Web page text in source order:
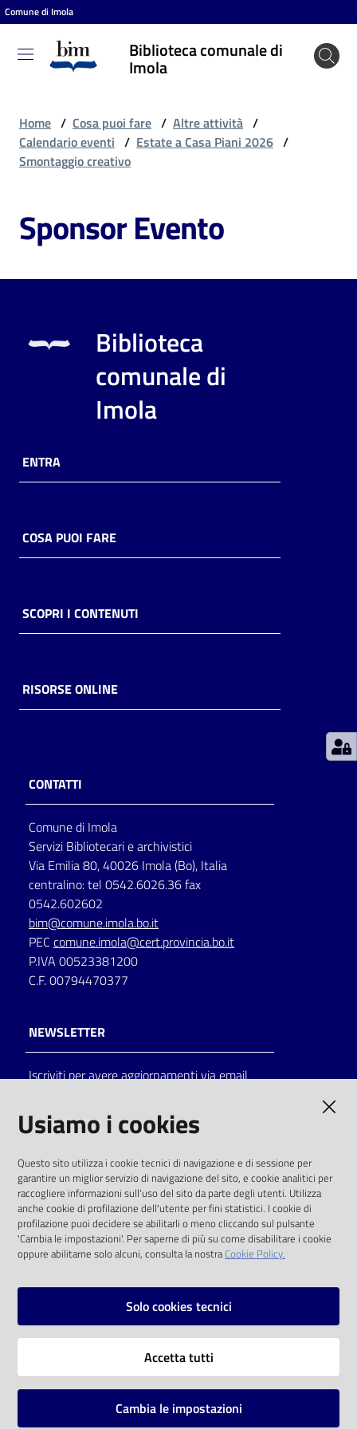
Vai al contenuto
Vai alla navigazione
Vai al footer
Comune di Imola
Biblioteca comunale di
Imola
Biblioteca
comunale
Cosa
fare
Scopri
online
Piani
Decentrate
Seguici
su
on line
Eventi
Chiedi al
bibliotecario
Avvisi
Home / Cosa puoi fare / Altre attività /
Calendario eventi / Estate a Casa Piani 2026 /
Smontaggio creativo
Sponsor Evento
Biblioteca
comunale di
Imola
ENTRA
COSA PUOI FARE
SCOPRI I CONTENUTI
RISORSE ONLINE
CONTATTI
Comune di Imola
Servizi Bibliotecari e archivistici
Via Emilia 80, 40026 Imola (Bo), Italia
centralino: tel 0542.6026.36 fax
0542.602602
bim@comune.imola.bo.it
PEC comune.imola@cert.provincia.bo.it
P.IVA 00523381200
C.F. 00794470377
NEWSLETTER
Iscriviti per avere aggiornamenti via email
solo alle condizioni previste dalla direttiva
comunitaria 2003/98/CE e dal d.lgs. 36/2006
SOCIAL
Instagram
Vai alla pagina
Usiamo i cookies
Questo sito utilizza i cookie tecnici di navigazione e di sessione per
garantire un miglior servizio di navigazione del sito, e cookie analitici per
raccogliere informazioni sull'uso del sito da parte degli utenti. Utilizza
anche cookie di profilazione dell'utente per fini statistici. I cookie di
profilazione puoi decidere se abilitarli o meno cliccando sul pulsante
'Cambia le impostazioni'. Per saperne di più su come disabilitare i cookie
oppure abilitarne solo alcuni, consulta la nostraCookie Policy.
Solo cookies tecnici
Accetta tutti
Cambia le impostazioni